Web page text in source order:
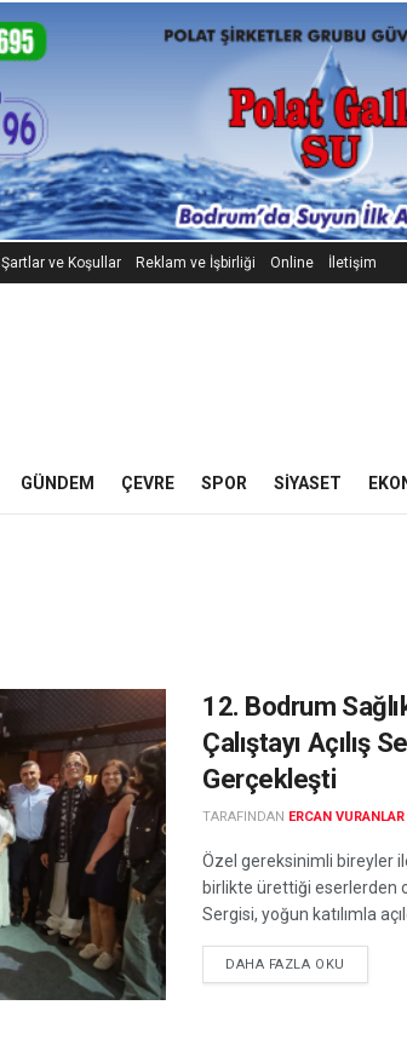
Şartlar ve Koşullar Reklam ve İşbirliği Online İletişim
GÜNDEM ÇEVRE SPOR SIYASET
12. Bodrum
Çalıştayı Açılış
Gerçekleşti
TARAFINDAN ERCAN VURANLAR
Özel gereksinimli bireyler
birlikte ürettiği eserlerden
Sergisi, yoğun katılımla
DAHA FAZLA OKU